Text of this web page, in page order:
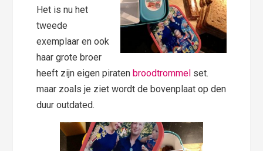
Het is nu het
tweede
exemplaar en ook
haar grote broer
heeft zijn eigen piratenbroodtrommel set.
maar zoals je ziet wordt de bovenplaat op den
duur outdated.